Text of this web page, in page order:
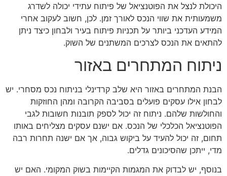
היכולת לנצל את הפוטנציאל של פיתוח עתידי יכולה לשדרג
משמעותית את שווי הנכס לאורך זמן. לכן, חשוב לעקוב אחרי
המידע העדכני ביותר על תכניות פיתוח בעיר ולבחון כיצד ניתן
להתאים את הנכס לצרכים המשתנים של השוק.
ניתוח המתחרים באזור
הבנת המתחרים באזור היא שלב קרדינלי בניתוח נכס מסחרי. יש
לבחון אילו עסקים פועלים בסביבה הקרובה ומהן החוזקות
והחולשות שלהם. ניתוח זה יכול לספק תובנות חשובות לגבי
הפוטנציאל הכלכלי של הנכס. אם ישנם עסקים מצליחים באותו
תחום, זה יכול להעיד על ביקוש גבוה, אך אם ישנה תחרות רבה
מדי, ייתכן שהסיכונים גדלים.
בנוסף, יש לבדוק את המגמות הקיימות בשוק המקומי. האם יש